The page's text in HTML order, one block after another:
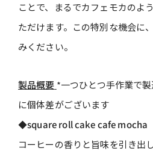
ことで、まるでカフェモカのよ
ただけます。この特別な機会に
みください。
製品概要 *一つひとつ手作業で
に個体差がございます
◆square roll cake cafe mocha
コーヒーの香りと旨味を引き出